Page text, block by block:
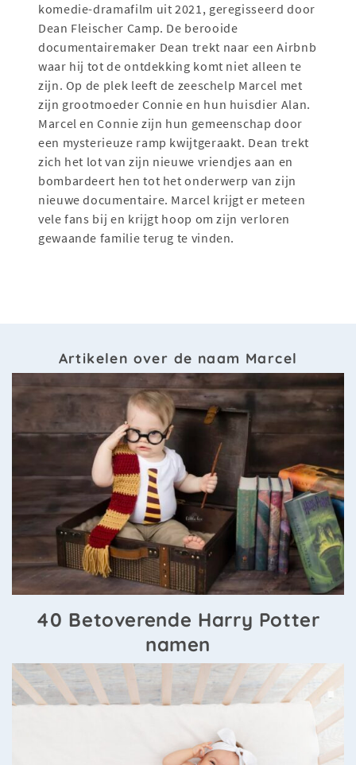
komedie-dramafilm uit 2021, geregisseerd door
Dean Fleischer Camp. De berooide
documentairemaker Dean trekt naar een Airbnb
waar hij tot de ontdekking komt niet alleen te
zijn. Op de plek leeft de zeeschelp Marcel met
zijn grootmoeder Connie en hun huisdier Alan.
Marcel en Connie zijn hun gemeenschap door
een mysterieuze ramp kwijtgeraakt. Dean trekt
zich het lot van zijn nieuwe vriendjes aan en
bombardeert hen tot het onderwerp van zijn
nieuwe documentaire. Marcel krijgt er meteen
vele fans bij en krijgt hoop om zijn verloren
gewaande familie terug te vinden.
Artikelen over de naam Marcel
40 Betoverende Harry Potter
namen